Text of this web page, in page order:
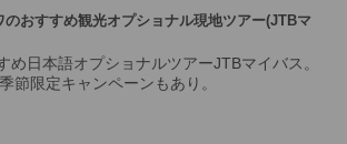
のおすすめ観光オプショナル現地ツアー(JTBマ
め日本語オプショナルツアーJTBマイバス。
節限定キャンペーンもあり。